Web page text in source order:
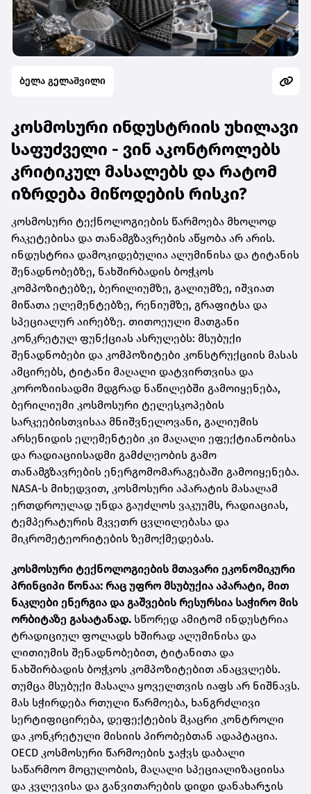
ბელა გელაშვილი
კოსმოსური ინდუსტრიის უხილავი
საფუძველი - ვინ აკონტროლებს
კრიტიკულ მასალებს და რატომ
იზრდება მიწოდების რისკი?
კოსმოსური ტექნოლოგიების წარმოება მხოლოდ
რაკეტებისა და თანამგზავრების აწყობა არ არის.
ინდუსტრია დამოკიდებულია ალუმინისა და ტიტანის
შენადნობებზე, ნახშირბადის ბოჭკოს
კომპოზიტებზე, ბერილიუმზე, გალიუმზე, იშვიათ
მიწათა ელემენტებზე, რენიუმზე, გრაფიტსა და
სპეციალურ აირებზე. თითოეული მათგანი
კონკრეტულ ფუნქციას ასრულებს: მსუბუქი
შენადნობები და კომპოზიტები კონსტრუქციის მასას
ამცირებს, ტიტანი მაღალი დატვირთვისა და
კოროზიისადმი მდგრად ნაწილებში გამოიყენება,
ბერილიუმი კოსმოსური ტელესკოპების
სარკეებისთვისაა მნიშვნელოვანი, გალიუმის
არსენიდის ელემენტები კი მაღალი ეფექტიანობისა
და რადიაციისადმი გამძლეობის გამო
თანამგზავრების ენერგომომარაგებაში გამოიყენება.
NASA-ს მიხედვით, კოსმოსური აპარატის მასალამ
ერთდროულად უნდა გაუძლოს ვაკუუმს, რადიაციას,
ტემპერატურის მკვეთრ ცვლილებასა და
მიკრომეტეორიტების ზემოქმედებას.
კოსმოსური ტექნოლოგიების მთავარი ეკონომიკური
პრინციპი წონაა: რაც უფრო მსუბუქია აპარატი, მით
ნაკლები ენერგია და გაშვების რესურსია საჭირო მის
ორბიტაზე გასატანად. სწორედ ამიტომ ინდუსტრია
ტრადიციულ ფოლადს ხშირად ალუმინისა და
ლითიუმის შენადნობებით, ტიტანითა და
ნახშირბადის ბოჭკოს კომპოზიტებით ანაცვლებს.
თუმცა მსუბუქი მასალა ყოველთვის იაფს არ ნიშნავს.
მას სჭირდება რთული წარმოება, ხანგრძლივი
სერტიფიცირება, დეფექტების მკაცრი კონტროლი
და კონკრეტული მისიის პირობებთან ადაპტაცია.
OECD კოსმოსური წარმოების ჯაჭვს დაბალი
საწარმოო მოცულობის, მაღალი სპეციალიზაციისა
და კვლევისა და განვითარების დიდი დანახარჯის